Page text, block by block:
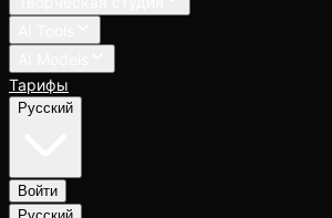
Тарифы
Русский
Войти